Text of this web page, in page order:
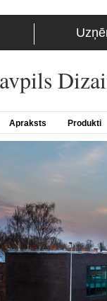
Apraksts Produkti